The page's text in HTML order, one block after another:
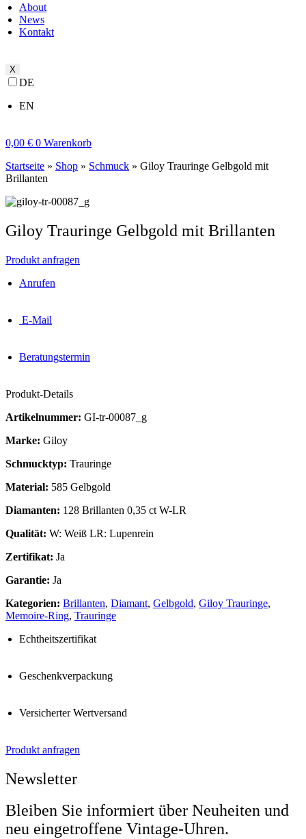
About
News
Kontakt
X
DE
EN
0,00 € 0 Warenkorb
Startseite » Shop » Schmuck » Giloy Trauringe Gelbgold mit
Brillanten
Giloy Trauringe Gelbgold mit Brillanten
Produkt anfragen
Anrufen
E-Mail
Beratungstermin
Produkt-Details
Artikelnummer: GI-tr-00087_g
Marke: Giloy
Schmucktyp: Trauringe
Material: 585 Gelbgold
Diamanten: 128 Brillanten 0,35 ct W-LR
Qualität: W: Weiß LR: Lupenrein
Zertifikat: Ja
Garantie: Ja
Kategorien: Brillanten, Diamant, Gelbgold, Giloy Trauringe,
Memoire-Ring, Trauringe
Echtheitszertifikat
Geschenkverpackung
Versicherter Wertversand
Produkt anfragen
Newsletter
Bleiben Sie informiert über Neuheiten und
neu eingetroffene Vintage-Uhren.